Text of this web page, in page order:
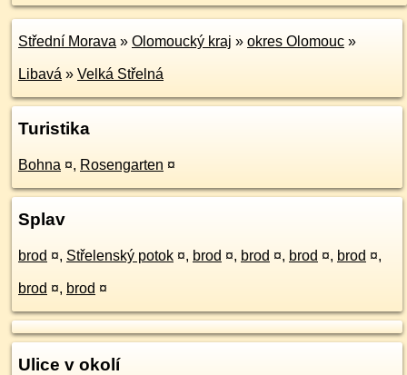
Střední Morava » Olomoucký kraj » okres Olomouc »
Libavá » Velká Střelná
Turistika
Bohna ¤, Rosengarten ¤
Splav
brod ¤, Střelenský potok ¤, brod ¤, brod ¤, brod ¤, brod ¤,
brod ¤, brod ¤
Ulice v okolí